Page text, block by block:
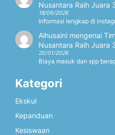
Nusantara Raih Juara
18/06/2026
Informasi lengkap di
Alhusainimengenai
Nusantara Raih Juara
20/01/2026
Biaya masuk dan spp
Kategori
Ekskul
Kepanduan
Kesiswaan